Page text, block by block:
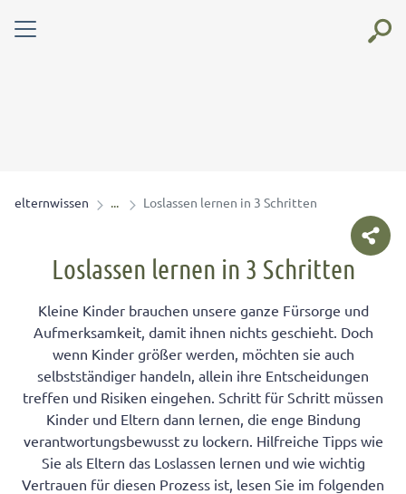
elternwissen Loslassen lernen in 3 Schritten
Loslassen lernen in 3 Schritten
Kleine Kinder brauchen unsere ganze Fürsorge und
Aufmerksamkeit, damit ihnen nichts geschieht. Doch
wenn Kinder größer werden, möchten sie auch
selbstständiger handeln, allein ihre Entscheidungen
treffen und Risiken eingehen. Schritt für Schritt müssen
Kinder und Eltern dann lernen, die enge Bindung
verantwortungsbewusst zu lockern. Hilfreiche Tipps wie
Sie als Eltern das Loslassen lernen und wie wichtig
Vertrauen für diesen Prozess ist, lesen Sie im folgenden